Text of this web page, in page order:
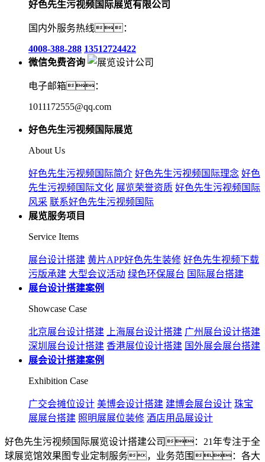
好色先生污视频国际展览有限公司
国内外服务热线：
4008-388-288 13512724422
微信免费咨询
电子邮箱：
1011172555@qq.com
好色先生污视频国际展览
About Us
好色先生污视频国际简介 好色先生污视频国际理念 好色
先生污视频国际文化 展览荣誉资质 好色先生污视频国际
风采 联系好色先生污视频国际
展览服务项目
Service Items
展台设计搭建 黄片APP好色先生装修 好色先生视频下载
污版承建 大型会议活动 绿色环保展台 国际展台搭建
展台设计搭建案例
Showcase Case
北京展台设计搭建 上海展台设计搭建 广州展台设计搭建
深圳展台设计搭建 香港展位设计搭建 国外展会展台搭建
展会设计搭建案例
Exhibition Case
广交会摊位设计 美博会设计搭建 建博会展台设计 珠宝
展展台搭建 照明展展位装修 酒店用品展设计
好色先生污视频国际展览设计搭建公司：21年专注于全
球展览馆效果图专业定制服务，业务范围：各大